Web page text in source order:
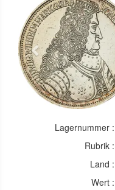
Previous
Lagernummer :
Rubrik :
Land :
Wert :